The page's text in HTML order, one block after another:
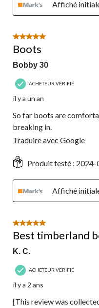
Affiché
5 étoile(s) sur 5.
Boots
Bobby 30
ACHETEUR VÉRIFIÉ
il y a un an
So far boots are
breaking in.
Traduire avec Google
Produit testé : 2024-
Affiché
5 étoile(s) sur 5.
Best timberland
K. C.
ACHETEUR VÉRIFIÉ
il y a 2 ans
[This review was